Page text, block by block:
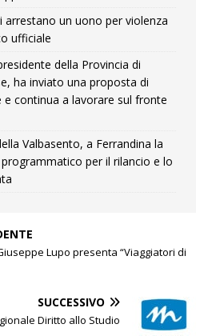
arrestano un uono per violenza
ufficiale
della Provincia di
ha inviato una proposta di
continua a lavorare sul fronte
Valbasento, a Ferrandina la
per il rilancio e lo
Lupo presenta “Viaggiatori di
SUCCESSIVO
Diritto allo Studio